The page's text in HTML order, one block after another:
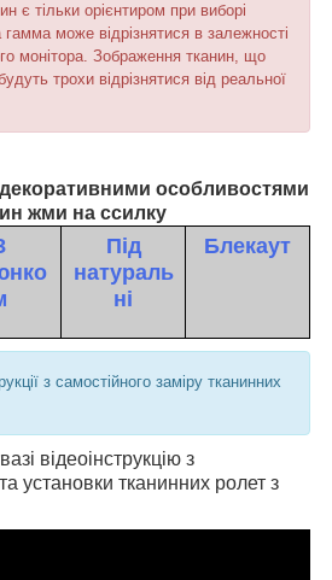
є тільки орієнтиром при виборі
гамма може відрізнятися в залежності
монітора. Зображення тканин, що
трохи відрізнятися від реальної
особливостями
жми на ссилку
Під
натураль
ні
Блекаут
з самостійного заміру тканинних
відеоінструкцію з
установки тканинних ролет з